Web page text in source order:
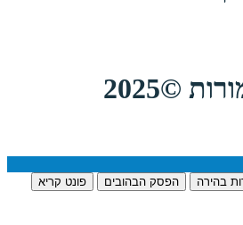
©2025
בהירה הפסק הבהובים
פונט קריא